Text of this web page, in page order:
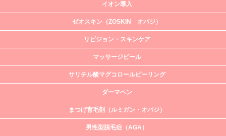
イオン導入
ゼオスキン（ZOSKIN オバジ）
リビジョン・スキンケア
マッサージピール
サリチル酸マグコロールピーリング
ダーマペン
まつげ育毛剤（ルミガン・オバジ）
男性型脱毛症（AGA）